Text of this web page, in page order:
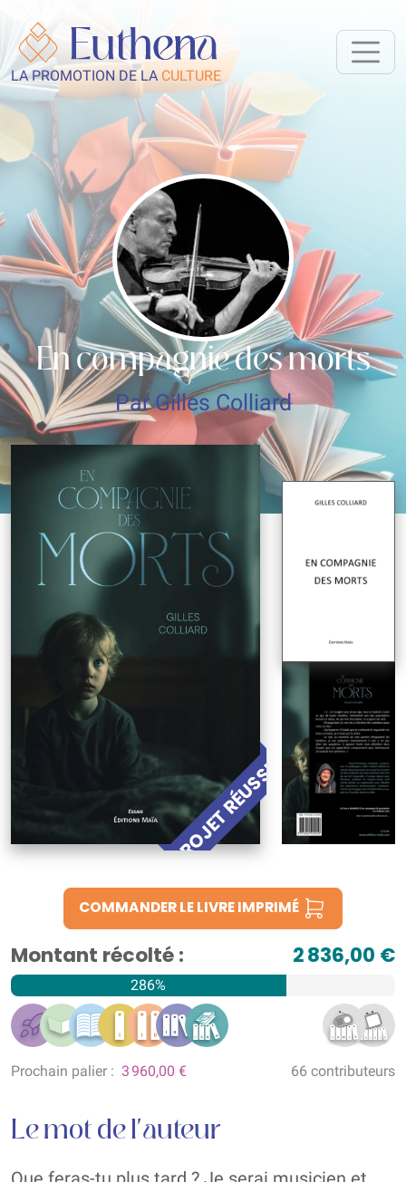
LA PROMOTION DE LA CULTURE
En compagnie des morts
Par Gilles Colliard
PROJET RÉUSSI !
COMMANDER LE LIVRE IMPRIMÉ
Montant récolté : 2 836,00 €
286%
Prochain palier : 3 960,00 € 66 contributeurs
Le mot de l'auteur